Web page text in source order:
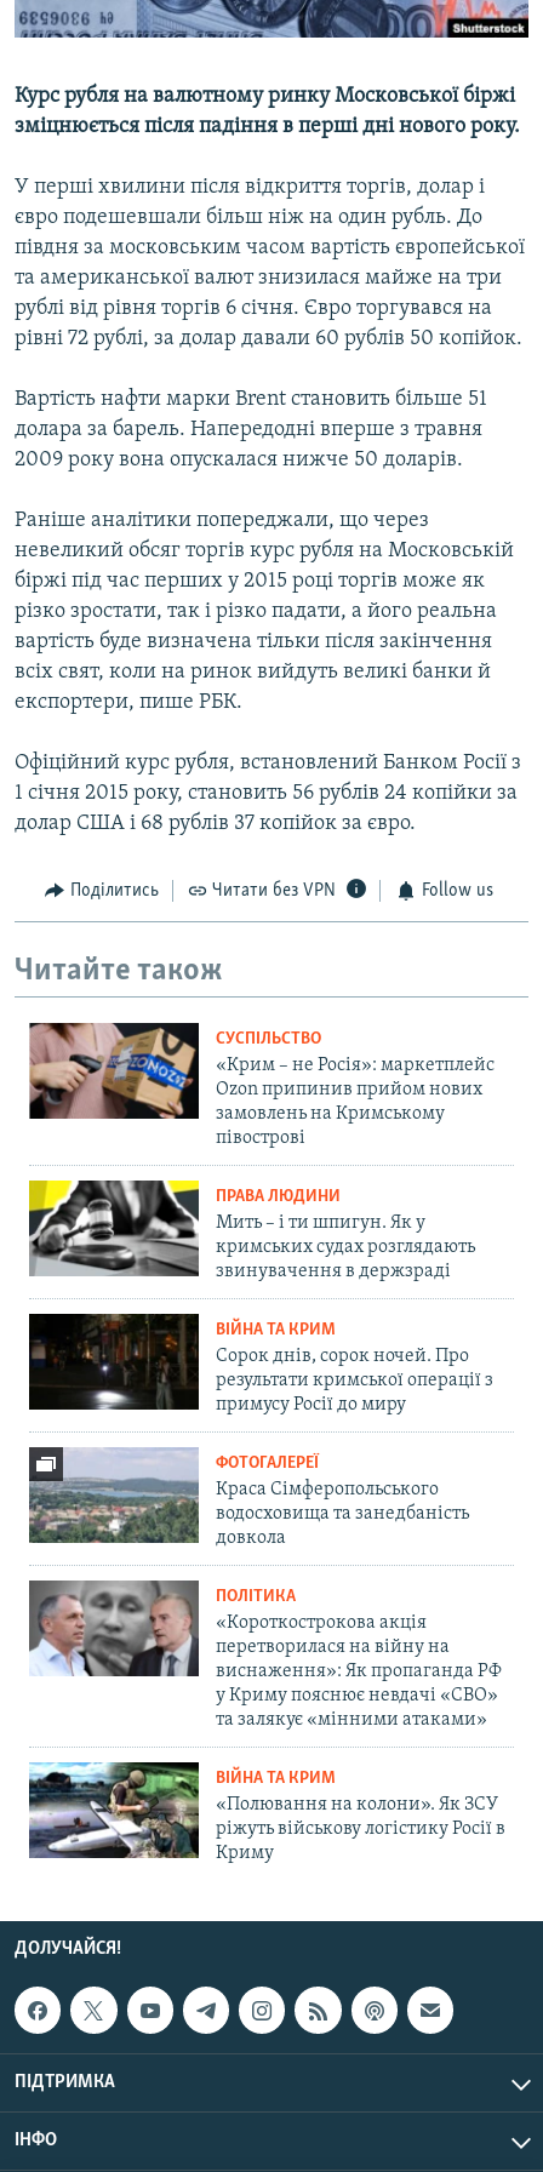
ВІДЕОУРОКИ «ELIFBE»
УКРАЇНСЬКА ПРОБЛЕМА КРИМУ
Русский
Qırımtatar
Усі сайти RFE/RL
Курс рубля на валютному ринку Московської біржі
зміцнюється після падіння в перші дні нового року.
У перші хвилини після відкриття торгів, долар і
євро подешевшали більш ніж на один рубль. До
півдня за московським часом вартість європейської
та американської валют знизилася майже на три
рублі від рівня торгів 6 січня. Євро торгувався на
рівні 72 рублі, за долар давали 60 рублів 50 копійок.
Вартість нафти марки Brent становить більше 51
долара за барель. Напередодні вперше з травня
2009 року вона опускалася нижче 50 доларів.
Раніше аналітики попереджали, що через
невеликий обсяг торгів курс рубля на Московській
біржі під час перших у 2015 році торгів може як
різко зростати, так і різко падати, а його реальна
вартість буде визначена тільки після закінчення
всіх свят, коли на ринок вийдуть великі банки й
експортери, пише РБК.
Офіційний курс рубля, встановлений Банком Росії з
1 січня 2015 року, становить 56 рублів 24 копійки за
долар США і 68 рублів 37 копійок за євро.
Поділитись Читати без VPN Follow us
Читайте також
СУСПІЛЬСТВО
«Крим – не Росія»: маркетплейс
Ozon припинив прийом нових
замовлень на Кримському
півострові
ПРАВА ЛЮДИНИ
Мить – і ти шпигун. Як у
кримських судах розглядають
звинувачення в держзраді
ВІЙНА ТА КРИМ
Сорок днів, сорок ночей. Про
результати кримської операції з
примусу Росії до миру
ФОТОГАЛЕРЕЇ
Краса Сімферопольського
водосховища та занедбаність
довкола
ПОЛІТИКА
«Короткострокова акція
перетворилася на війну на
виснаження»: Як пропаганда РФ
у Криму пояснює невдачі «СВО»
та залякує «мінними атаками»
ВІЙНА ТА КРИМ
«Полювання на колони». Як ЗСУ
ріжуть військову логістику Росії в
Криму
ДОЛУЧАЙСЯ!
ПІДТРИМКА
ІНФО